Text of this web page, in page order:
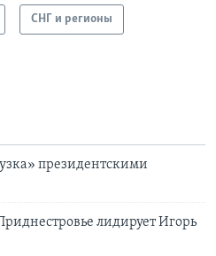
СНГ и регионы
президентскими
лидирует Игорь